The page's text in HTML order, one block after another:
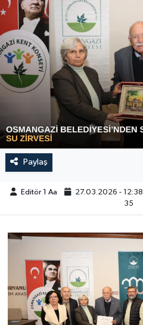
Paylaş
Editör 1 Aa 27.03.2026 - 12:38
35
Sağlık
Siyaset
Spor
Türkiye
Video Galeri